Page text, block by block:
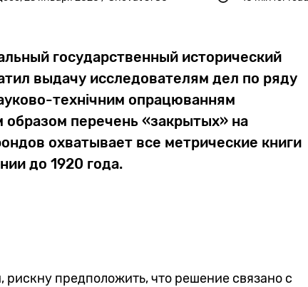
государственный исторический
выдачу исследователям дел по ряду
технічним опрацюванням
образом перечень «закрытых» на
охватывает все метрические книги
до 1920 года.
рискну предположить, что решение связано с